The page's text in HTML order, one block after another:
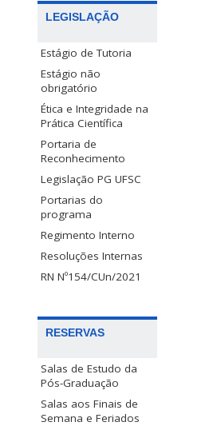
LEGISLAÇÃO
Estágio de Tutoria
Estágio não
obrigatório
Ética e Integridade na
Prática Científica
Portaria de
Reconhecimento
Legislação PG UFSC
Portarias do
programa
Regimento Interno
Resoluções Internas
RN Nº154/CUn/2021
RESERVAS
Salas de Estudo da
Pós-Graduação
Salas aos Finais de
Semana e Feriados